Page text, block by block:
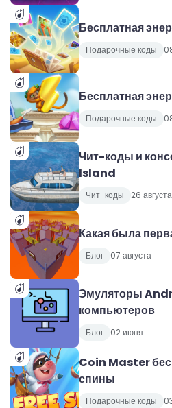
Бесплатная
Подарочные коды
Бесплатная
Подарочные коды
Чит-коды и
Island
Чит-коды 26 августа
Какая была
Блог 07 августа
Эмуляторы
компьютеров
Блог 02 июня
Coin Master
спины
Подарочные коды